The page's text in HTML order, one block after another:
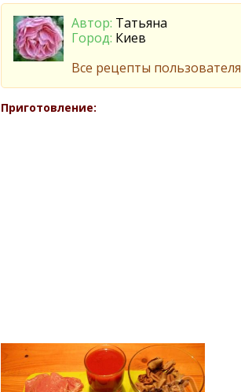
Автор: Татьяна
Город: Киев
Все рецепты пользователя
Приготовление: